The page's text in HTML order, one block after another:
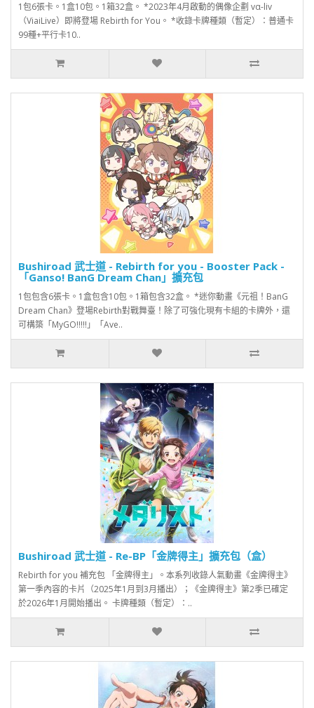
1包6張卡。1盒10包。1箱32盒。 *2023年4月啟動的偶像企劃 vα-liv
（ViaiLive）即將登場 Rebirth for You。 *收錄卡牌種類（暫定）：普通卡
99種+平行卡10..
Bushiroad 武士道 - Rebirth for you - Booster Pack -
「Ganso! BanG Dream Chan」擴充包
1包包含6張卡。1盒包含10包。1箱包含32盒。 *迷你動畫《元祖！BanG
Dream Chan》登場Rebirth對戰舞臺！除了可強化現有卡組的卡牌外，還
可構築「MyGO!!!!!」「Ave..
Bushiroad 武士道 - Re-BP「金牌得主」擴充包（盒）
Rebirth for you 補充包 「金牌得主」。本系列收錄人氣動畫《金牌得主》
第一季內容的卡片（2025年1月到3月播出）；《金牌得主》第2季已確定
於2026年1月開始播出。 卡牌種類（暫定）：..